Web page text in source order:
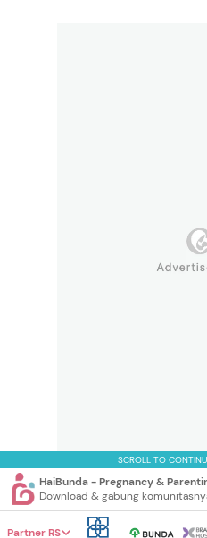
SCROLL TO
HaiBunda - Pregnancy &
Download & gabung
Partner RS